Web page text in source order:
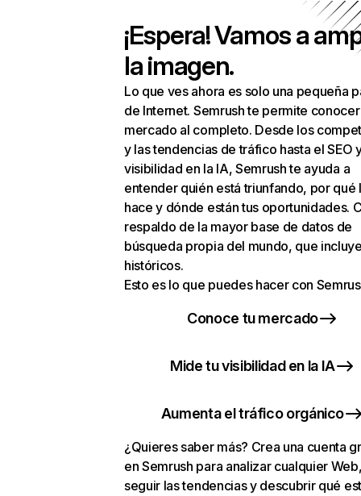
¡Espera! Vamos a
la imagen.
Lo que ves ahora es solo una pequeña
de Internet. Semrush te permite
mercado al completo. Desde los
y las tendencias de tráfico hasta el SEO
visibilidad en la IA, Semrush te ayuda a
entender quién está triunfando, por qué
hace y dónde están tus oportunidades.
respaldo de la mayor base de datos de
búsqueda propia del mundo, que
históricos.
Esto es lo que puedes hacer con
Conoce tu mercado
Mide tu visibilidad en la IA
Aumenta el tráfico orgánico
¿Quieres saber más? Crea una cuenta
en Semrush para analizar cualquier
seguir las tendencias y descubrir qué